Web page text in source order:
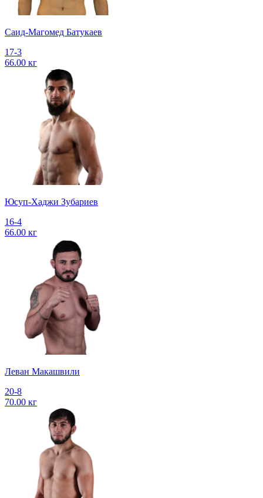
Саид-Магомед Батукаев
17-3
66.00 кг
Юсуп-Хаджи Зубариев
16-4
66.00 кг
Леван Макашвили
20-8
70.00 кг